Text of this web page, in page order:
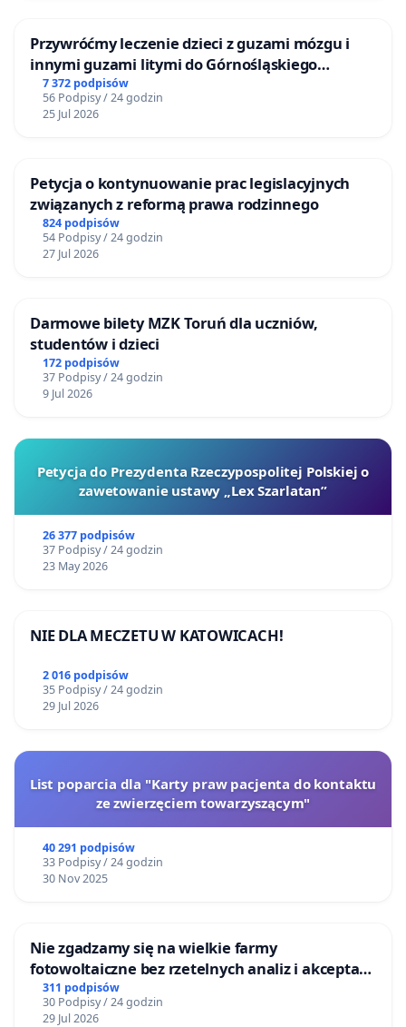
Przywróćmy leczenie dzieci z guzami mózgu i
innymi guzami litymi do Górnośląskiego
Centrum Zdrowia Dziecka w Katowicach
7 372 podpisów
56 Podpisy / 24 godzin
25 Jul 2026
Petycja o kontynuowanie prac legislacyjnych
związanych z reformą prawa rodzinnego
824 podpisów
54 Podpisy / 24 godzin
27 Jul 2026
Darmowe bilety MZK Toruń dla uczniów,
studentów i dzieci
172 podpisów
37 Podpisy / 24 godzin
9 Jul 2026
Petycja do Prezydenta Rzeczypospolitej Polskiej o
zawetowanie ustawy „Lex Szarlatan”
26 377 podpisów
37 Podpisy / 24 godzin
23 May 2026
NIE DLA MECZETU W KATOWICACH!
2 016 podpisów
35 Podpisy / 24 godzin
29 Jul 2026
List poparcia dla "Karty praw pacjenta do kontaktu
ze zwierzęciem towarzyszącym"
40 291 podpisów
33 Podpisy / 24 godzin
30 Nov 2025
Nie zgadzamy się na wielkie farmy
fotowoltaiczne bez rzetelnych analiz i akceptacji
mieszkańców
311 podpisów
30 Podpisy / 24 godzin
29 Jul 2026